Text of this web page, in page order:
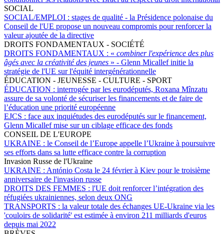
SOCIAL
SOCIAL/EMPLOI : stages de qualité - la Présidence polonaise du
Conseil de l'UE propose un nouveau compromis pour renforcer la
valeur ajoutée de la directive
DROITS FONDAMENTAUX - SOCIÉTÉ
DROITS FONDAMENTAUX : « combiner l'expérience des plus
âgés avec la créativité des jeunes » - Glenn Micallef initie la
stratégie de l'UE sur l'équité intergénérationnelle
ÉDUCATION - JEUNESSE - CULTURE - SPORT
ÉDUCATION : interrogée par les eurodéputés, Roxana Mînzatu
assure de sa volonté de sécuriser les financements et de faire de
l’éducation une priorité européenne
EJCS : face aux inquiétudes des eurodéputés sur le financement,
Glenn Micallef mise sur un ciblage efficace des fonds
CONSEIL DE L'EUROPE
UKRAINE : le Conseil de l’Europe appelle l’Ukraine à poursuivre
ses efforts dans sa lutte efficace contre la corruption
Invasion Russe de l'Ukraine
UKRAINE : António Costa le 24 février à Kiev pour le troisième
anniversaire de l'invasion russe
DROITS DES FEMMES : l'UE doit renforcer l’intégration des
réfugiées ukrainiennes, selon deux ONG
TRANSPORTS : la valeur totale des échanges UE-Ukraine via les
'couloirs de solidarité' est estimée à environ 211 milliards d'euros
depuis mai 2022